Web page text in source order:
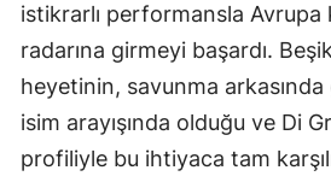
istikrarlı performansla Avrupa
radarına girmeyi başardı.
heyetinin, savunma
isim arayışında olduğu ve Di
profiliyle bu ihtiyaca tam